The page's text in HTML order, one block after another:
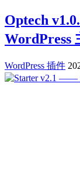
Optech
WordPress
WordPress 插件